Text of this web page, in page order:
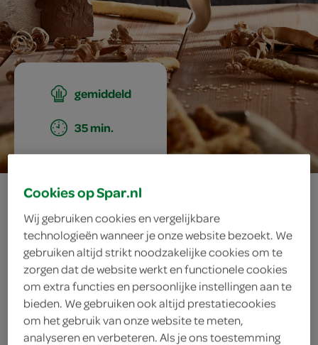
gemiddeld
35 min.
grissini
ingrediënten
sesamzaad
Cookies op Spar.nl
Wij gebruiken cookies en vergelijkbare
technologieën wanneer je onze website bezoekt. We
gebruiken altijd strikt noodzakelijke cookies om te
zorgen dat de website werkt en functionele cookies
om extra functies en persoonlijke instellingen aan te
bieden. We gebruiken ook altijd prestatiecookies
om het gebruik van onze website te meten,
analyseren en verbeteren. Als je ons toestemming